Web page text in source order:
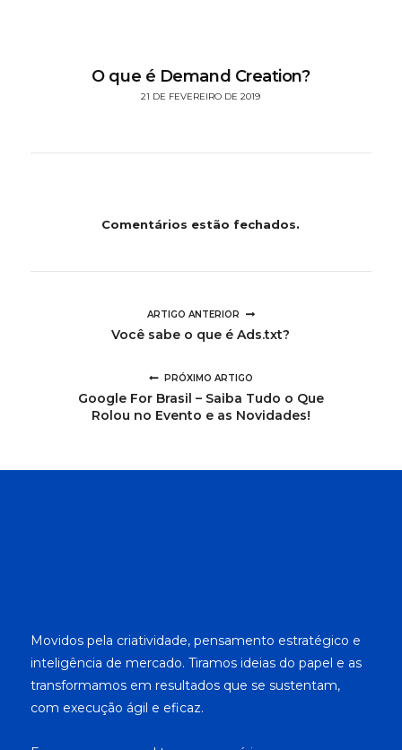
O que é Demand Creation?
21 DE FEVEREIRO DE 2019
Comentários estão fechados.
ARTIGO ANTERIOR
Você sabe o que é Ads.txt?
PRÓXIMO ARTIGO
Google For Brasil – Saiba Tudo o Que
Rolou no Evento e as Novidades!
Movidos pela criatividade, pensamento estratégico e
inteligência de mercado. Tiramos ideias do papel e as
transformamos em resultados que se sustentam,
com execução ágil e eficaz.